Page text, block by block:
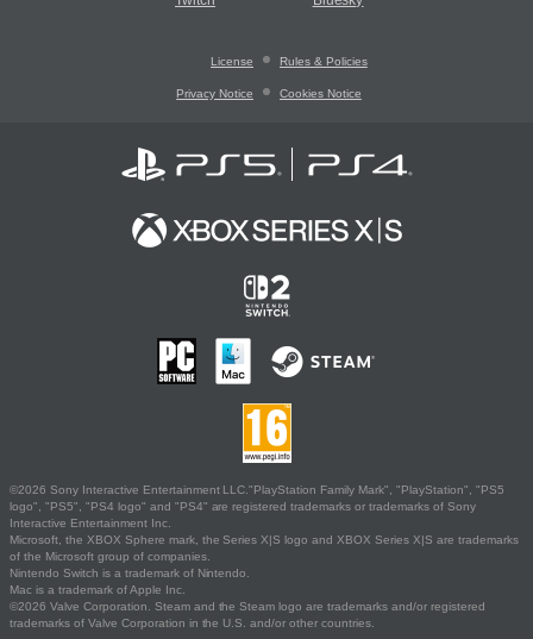
License Rules & Policies
Privacy Notice Cookies Notice
©2026 Sony Interactive Entertainment LLC."PlayStation Family Mark", "PlayStation", "PS5
logo", "PS5", "PS4 logo" and "PS4" are registered trademarks or trademarks of Sony
Interactive Entertainment Inc.
Microsoft, the XBOX Sphere mark, the Series X|S logo and XBOX Series X|S are trademarks
of the Microsoft group of companies.
Nintendo Switch is a trademark of Nintendo.
Mac is a trademark of Apple Inc.
©2026 Valve Corporation. Steam and the Steam logo are trademarks and/or registered
trademarks of Valve Corporation in the U.S. and/or other countries.